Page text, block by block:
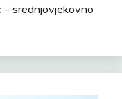
srednjovjekovno